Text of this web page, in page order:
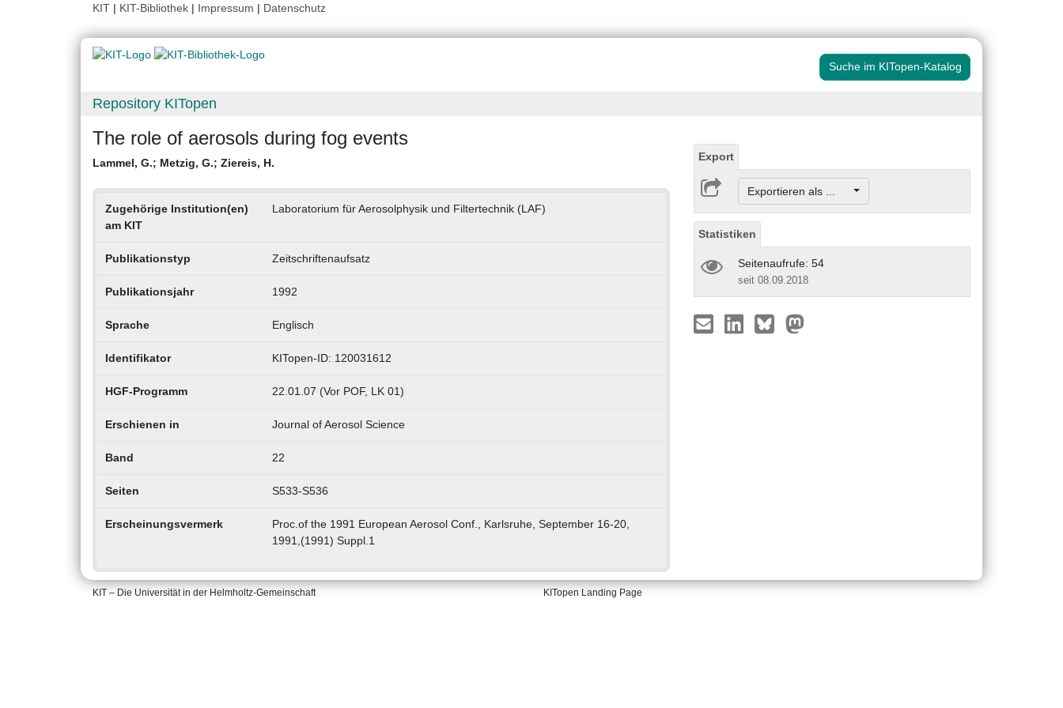
KIT | KIT-Bibliothek | Impressum | Datenschutz
Suche im KITopen-Katalog
Repository KITopen
The role of aerosols during fog events
Lammel, G.; Metzig, G.; Ziereis, H.
Zugehörige Institution(en)
am KIT
Laboratorium für Aerosolphysik und Filtertechnik (LAF)
Publikationstyp Zeitschriftenaufsatz
Publikationsjahr 1992
Sprache Englisch
Identifikator KITopen-ID: 120031612
HGF-Programm 22.01.07 (Vor POF, LK 01)
Erschienen in Journal of Aerosol Science
Band 22
Seiten S533-S536
Erscheinungsvermerk
Proc.of the 1991 European Aerosol Conf., Karlsruhe, September 16-20,
1991,(1991) Suppl.1
Export
Exportieren als ...
Statistiken
Seitenaufrufe: 54
seit 08.09.2018
KIT – Die Universität in der Helmholtz-Gemeinschaft KITopen Landing Page